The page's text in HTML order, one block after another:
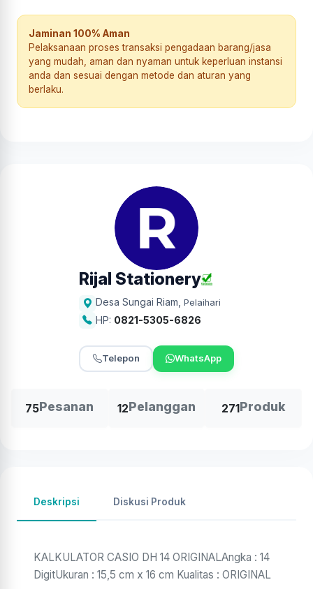
Jaminan 100% Aman
Pelaksanaan proses transaksi pengadaan barang/jasa
yang mudah, aman dan nyaman untuk keperluan instansi
anda dan sesuai dengan metode dan aturan yang
berlaku.
Rijal Stationery
Desa Sungai Riam Pelaihari
HP: 0821-5305-6826
Telepon WhatsApp
75Pesanan 12Pelanggan 271Produk
Deskripsi Diskusi Produk
KALKULATOR CASIO DH 14 ORIGINALAngka : 14
DigitUkuran : 15,5 cm x 16 cm Kualitas : ORIGINAL